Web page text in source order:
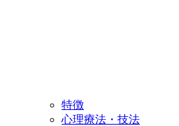
特徴
心理療法・技法